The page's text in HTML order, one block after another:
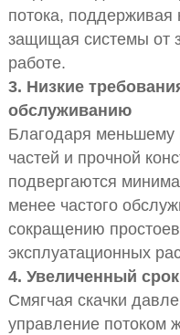
потока, поддерживая
защищая системы от
работе.
3. Низкие
обслуживанию
Благодаря меньшему
частей и прочной
подвергаются
менее частого
сокращению
эксплуатационных
4. Увеличенный
Смягчая скачки
управление потоком